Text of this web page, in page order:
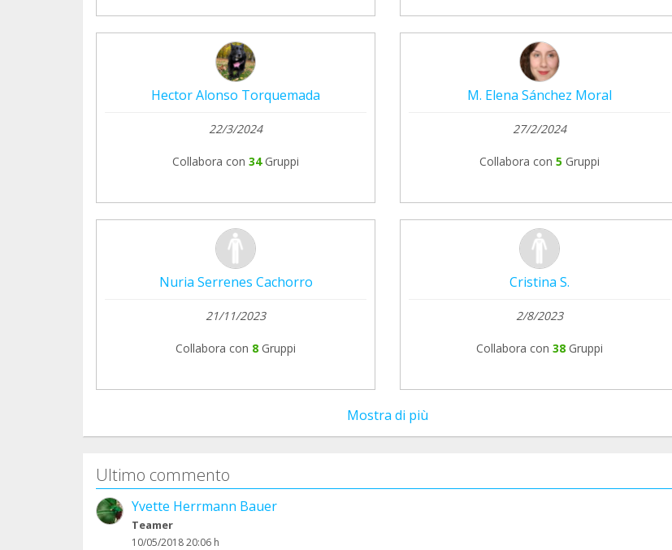
Hector Alonso Torquemada
22/3/2024
Collabora con 34 Gruppi
M. Elena Sánchez Moral
27/2/2024
Collabora con 5 Gruppi
Nuria Serrenes Cachorro
21/11/2023
Collabora con 8 Gruppi
Cristina S.
2/8/2023
Collabora con 38 Gruppi
Mostra di più
Ultimo commento
Yvette Herrmann Bauer
Teamer
10/05/2018 20:06 h